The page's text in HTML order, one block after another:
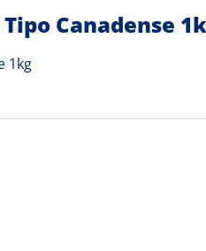
Canadense
1kg